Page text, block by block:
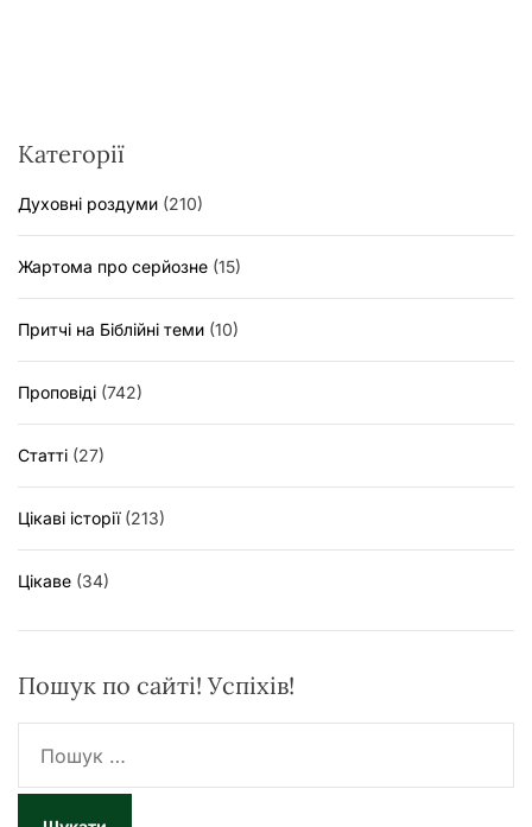
Категорії
Духовні роздуми (210)
Жартома про серйозне (15)
Притчі на Біблійні теми (10)
Проповіді (742)
Статті (27)
Цікаві історії(213)
Цікаве (34)
Пошук по сайті! Успіхів!
ш